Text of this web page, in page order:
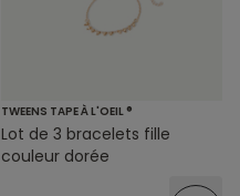
TWEENS TAPE À L'OEIL ®
Lot de 3 bracelets fille
couleur dorée